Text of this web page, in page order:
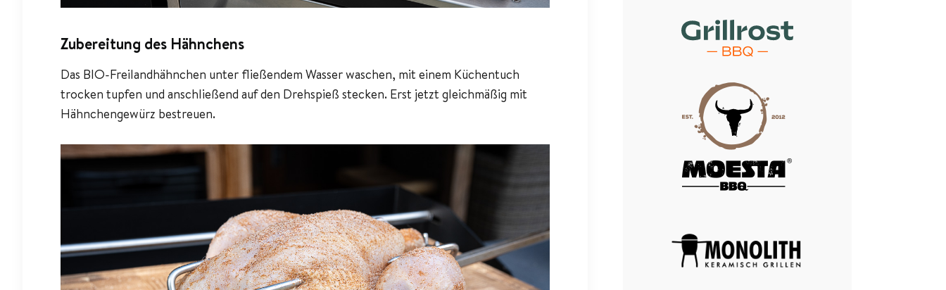
Zubereitung des Hähnchens
Das BIO-Freilandhähnchen unter fließendem Wasser waschen, mit einem Küchentuch
trocken tupfen und anschließend auf den Drehspieß stecken. Erst jetzt gleichmäßig mit
Hähnchengewürz bestreuen.